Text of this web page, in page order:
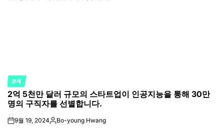
POSTED
IN
경제
2억 5천만 달러 규모의 스타트업이 인공지능을 통해 30만
명의 구직자를 선별합니다.
on9월 19, 2024Posted
Bo-young Hwang